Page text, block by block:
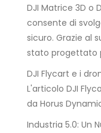
DJI Matrice 3D o
consente di
sicuro. Grazie al
stato progettato
DJI Flycart e i
L'articolo DJI
da Horus
Industria 5.0: Un